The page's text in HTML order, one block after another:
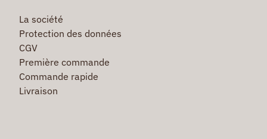
La société
Protection des données
CGV
Première commande
Commande rapide
Livraison